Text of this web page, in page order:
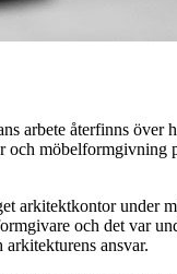
arbete återfinns
arkitektkontor
och det var
ansvar.